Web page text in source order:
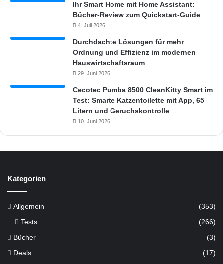
Ihr Smart Home mit Home Assistant:
Bücher-Review zum Quickstart-Guide
4. Juli 2026
Durchdachte Lösungen für mehr
Ordnung und Effizienz im modernen
Hauswirtschaftsraum
29. Juni 2026
Cecotec Pumba 8500 CleanKitty Smart im
Test: Smarte Katzentoilette mit App, 65
Litern und Geruchskontrolle
10. Juni 2026
Kategorien
Allgemein (353)
Tests (266)
Bücher (3)
Deals (17)